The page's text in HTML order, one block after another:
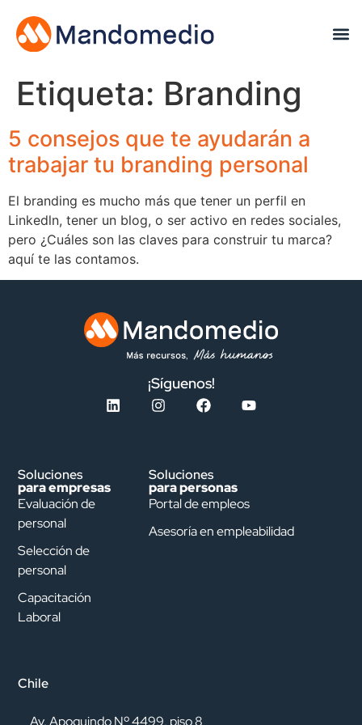
Etiqueta: Branding
5 consejos que te ayudarán a
trabajar tu branding personal
El branding es mucho más que tener un perfil en
Linkedln, tener un blog, o ser activo en redes sociales,
pero ¿Cuáles son las claves para construir tu marca?
aquí te las contamos.
¡Síguenos!
Soluciones
para empresas
Evaluación de
personal
Selección de
personal
Capacitación
Laboral
Soluciones
para personas
Portal de empleos
Asesoría en empleabilidad
Chile
Av. Apoquindo Nº 4499, piso 8